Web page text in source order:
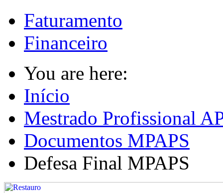
Faturamento
Financeiro
You are here:
Início
Mestrado Profissional
Documentos MPAPS
Defesa Final MPAPS